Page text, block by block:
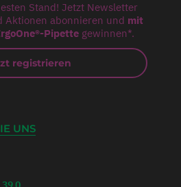
Stand! Jetzt Newsletter
Aktionen abonnieren und mit
Pipette gewinnen*.
registrieren
UNS